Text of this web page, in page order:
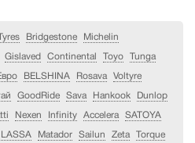
Bridgestone Michelin
Gislaved Continental Toyo Tunga
BELSHINA Rosava Voltyre
GoodRide Sava Hankook Dunlop
Nexen Infinity Accelera SATOYA
LASSA Matador Sailun Zeta Torque